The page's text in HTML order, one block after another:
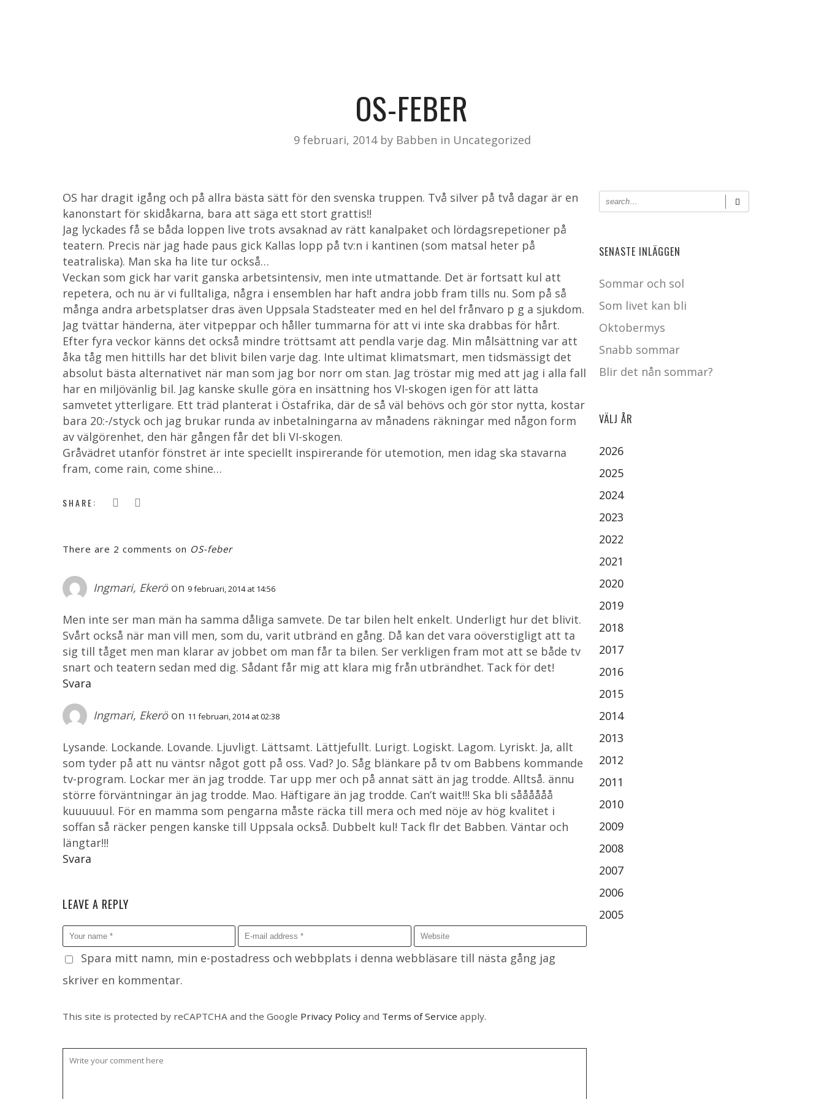
OS-FEBER
9 februari, 2014 by Babben in Uncategorized
OS har dragit igång och på allra bästa sätt för den svenska truppen. Två silver på två dagar är en
kanonstart för skidåkarna, bara att säga ett stort grattis!!
Jag lyckades få se båda loppen live trots avsaknad av rätt kanalpaket och lördagsrepetioner på
teatern. Precis när jag hade paus gick Kallas lopp på tv:n i kantinen (som matsal heter på
teatraliska). Man ska ha lite tur också…
Veckan som gick har varit ganska arbetsintensiv, men inte utmattande. Det är fortsatt kul att
repetera, och nu är vi fulltaliga, några i ensemblen har haft andra jobb fram tills nu. Som på så
många andra arbetsplatser dras även Uppsala Stadsteater med en hel del frånvaro p g a sjukdom.
Jag tvättar händerna, äter vitpeppar och håller tummarna för att vi inte ska drabbas för hårt.
Efter fyra veckor känns det också mindre tröttsamt att pendla varje dag. Min målsättning var att
åka tåg men hittills har det blivit bilen varje dag. Inte ultimat klimatsmart, men tidsmässigt det
absolut bästa alternativet när man som jag bor norr om stan. Jag tröstar mig med att jag i alla fall
har en miljövänlig bil. Jag kanske skulle göra en insättning hos VI-skogen igen för att lätta
samvetet ytterligare. Ett träd planterat i Östafrika, där de så väl behövs och gör stor nytta, kostar
bara 20:-/styck och jag brukar runda av inbetalningarna av månadens räkningar med någon form
av välgörenhet, den här gången får det bli VI-skogen.
Gråvädret utanför fönstret är inte speciellt inspirerande för utemotion, men idag ska stavarna
fram, come rain, come shine…
SHARE:
There are 2 comments on OS-feber
Ingmari, Ekerö on 9 februari, 2014 at 14:56
Men inte ser man män ha samma dåliga samvete. De tar bilen helt enkelt. Underligt hur det blivit.
Svårt också när man vill men, som du, varit utbränd en gång. Då kan det vara oöverstigligt att ta
sig till tåget men man klarar av jobbet om man får ta bilen. Ser verkligen fram mot att se både tv
snart och teatern sedan med dig. Sådant får mig att klara mig från utbrändhet. Tack för det!
Svara
Ingmari, Ekerö on 11 februari, 2014 at 02:38
Lysande. Lockande. Lovande. Ljuvligt. Lättsamt. Lättjefullt. Lurigt. Logiskt. Lagom. Lyriskt. Ja, allt
som tyder på att nu väntsr något gott på oss. Vad? Jo. Såg blänkare på tv om Babbens kommande
tv-program. Lockar mer än jag trodde. Tar upp mer och på annat sätt än jag trodde. Alltså. ännu
större förväntningar än jag trodde. Mao. Häftigare än jag trodde. Can’t wait!!! Ska bli såååååå
kuuuuuul. För en mamma som pengarna måste räcka till mera och med nöje av hög kvalitet i
soffan så räcker pengen kanske till Uppsala också. Dubbelt kul! Tack flr det Babben. Väntar och
längtar!!!
Svara
LEAVE A REPLY
Spara mitt namn, min e-postadress och webbplats i denna webbläsare till nästa gång jag
skriver en kommentar.
This site is protected by reCAPTCHA and the Google Privacy Policy and Terms of Service apply.
SENASTE INLÄGGEN
Sommar och sol
Som livet kan bli
Oktobermys
Snabb sommar
Blir det nån sommar?
VÄLJ ÅR
2026
2025
2024
2023
2022
2021
2020
2019
2018
2017
2016
2015
2014
2013
2012
2011
2010
2009
2008
2007
2006
2005